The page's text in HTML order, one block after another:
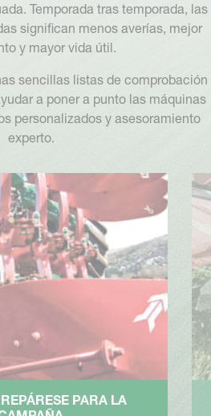
Temporada tras temporada, las
significan menos averías, mejor
y mayor vida útil.
sencillas listas de comprobación
a poner a punto las máquinas
personalizados y asesoramiento
experto.
PARA LA